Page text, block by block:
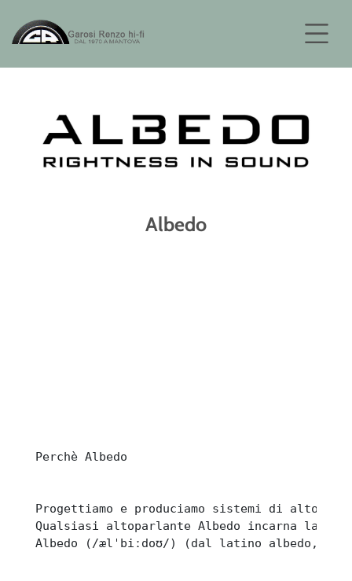
Albedo
Progettiamo e produciamo sistemi di
Qualsiasi altoparlante Albedo incarna la
Albedo (/ælˈbiːdoʊ/) (dal latino albedo,